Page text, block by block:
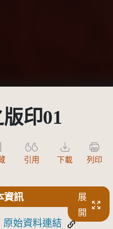
印01
引用 下載 列印
資訊
展
開
原始資料連結